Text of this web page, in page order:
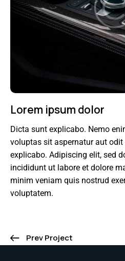
Lorem ipsum dolor
Dicta sunt explicabo. Nemo
voluptas sit aspernatur aut
explicabo. Adipiscing elit, sed
incididunt ut labore et dolore
minim veniam quis nostrud
voluptatem.
Prev Project